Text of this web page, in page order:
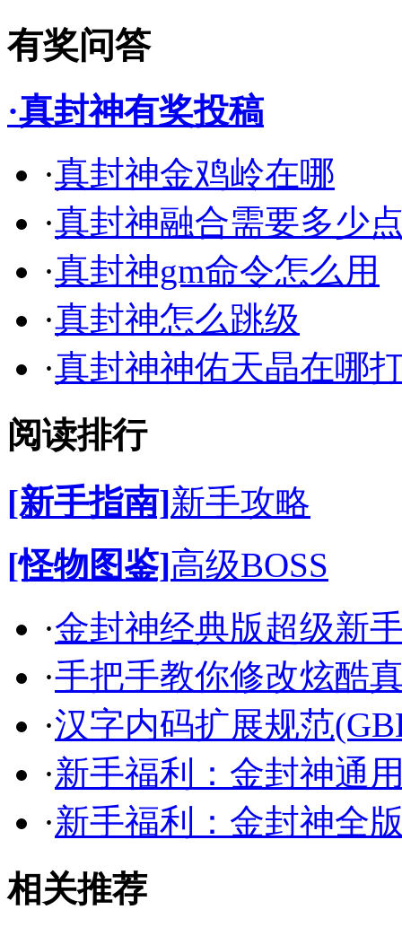
有奖问答
·真封神有奖投稿
·真封神金鸡岭在哪
·真封神融合需要多少
·真封神gm命令怎么用
·真封神怎么跳级
·真封神神佑天晶在哪
阅读排行
[新手指南]新手攻略
[怪物图鉴]高级BOSS
·金封神经典版超级新
·手把手教你修改炫酷
·汉字内码扩展规范
·新手福利：金封神通
·新手福利：金封神全
相关推荐